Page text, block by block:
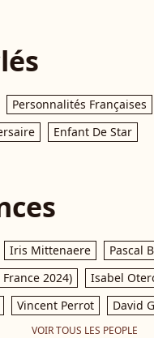
Personnalités Françaises
Enfant De Star
Iris Mittenaere
Pascal
2024)
Isabel
Vincent Perrot David
VOIR TOUS LES PEOPLE